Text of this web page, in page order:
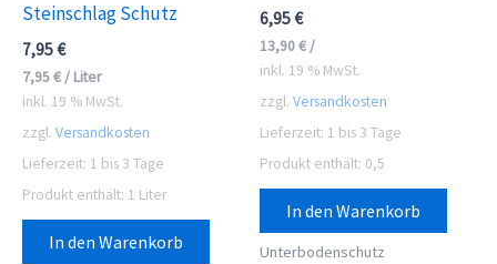
Steinschlag Schutz
7,95€
7,95€ / Liter
inkl. 19 % MwSt.
zzgl. Versandkosten
Lieferzeit: 1 bis 3 Tage
Produkt enthält: 1 Liter
In den Warenkorb
6,95€
13,90€ /
inkl. 19 % MwSt.
zzgl. Versandkosten
Lieferzeit: 1 bis 3 Tage
Produkt enthält: 0,5
In den Warenkorb
Unterbodenschutz